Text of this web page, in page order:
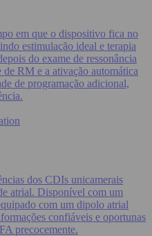
em que o dispositivo fica no
estimulação ideal e terapia
do exame de ressonância
RM e a ativação automática
de programação adicional,
dos CDIs unicamerais
atrial. Disponível com um
com um dipolo atrial
confiáveis e oportunas
precocemente.